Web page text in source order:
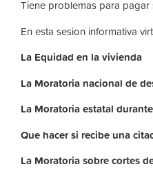
Tiene problemas para pagar
En esta sesion informativa
La Equidad en lavivienda
La Moratoria nacional de
La Moratoriaestatal durante
Que hacer si recibe una
La Moratoriasobrecortes